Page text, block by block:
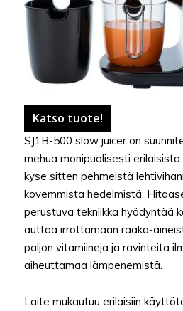
Katso tuote!
SJ1B-500 slow juicer on
mehua monipuolisesti
kyse sitten pehmeistä
kovemmista hedelmistä.
perustuva tekniikka hyödyntää
auttaa irrottamaan raaka-
paljon vitamiineja ja ravinteita
aiheuttamaa lämpenemistä.
Laite mukautuu erilaisiin